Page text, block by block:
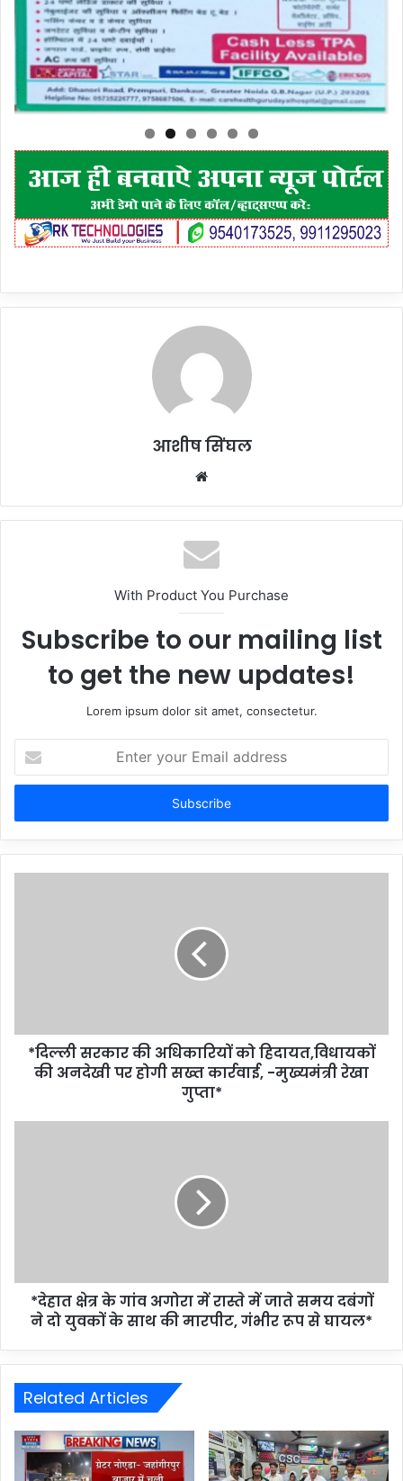
आशीष सिंघल
Website
With Product You Purchase
Subscribe to our mailing list
to get the new updates!
Lorem ipsum dolor sit amet, consectetur.
your
Email
*दिल्ली सरकार की अधिकारियों को हिदायत,विधायकों
की अनदेखी पर होगी सख्त कार्रवाई, -मुख्यमंत्री रेखा
गुप्ता*
*देहात क्षेत्र के गांव अगोरा में रास्ते में जाते समय दबंगों
ने दो युवकों के साथ की मारपीट, गंभीर रूप से घायल*
Related Articles